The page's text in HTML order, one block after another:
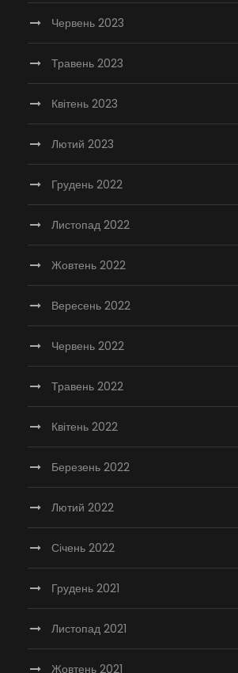
Червень 2023
Травень 2023
Квітень 2023
Лютий 2023
Грудень 2022
Листопад 2022
Жовтень 2022
Вересень 2022
Червень 2022
Травень 2022
Квітень 2022
Березень 2022
Лютий 2022
Січень 2022
Грудень 2021
Листопад 2021
Жовтень 2021